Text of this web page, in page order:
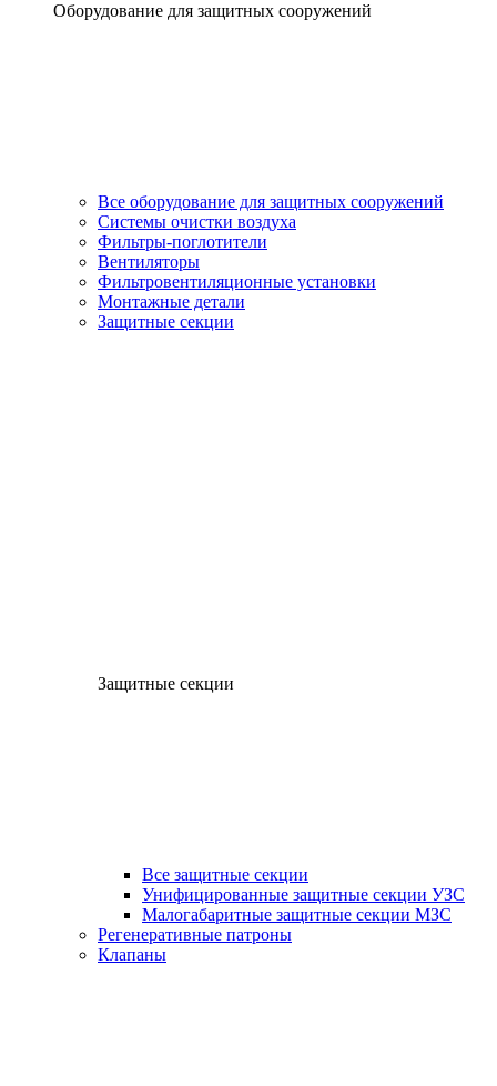
Оборудование для защитных сооружений
Все оборудование для защитных сооружений
Системы очистки воздуха
Фильтры-поглотители
Вентиляторы
Фильтровентиляционные установки
Монтажные детали
Защитные секции
Защитные секции
Все защитные секции
Унифицированные защитные секции УЗС
Малогабаритные защитные секции МЗС
Регенеративные патроны
Клапаны